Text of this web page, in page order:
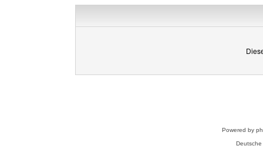
Powered by